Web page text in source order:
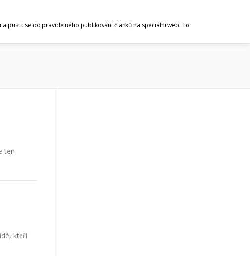
pustit se do pravidelného publikování článků na speciální web. To
ten
kteří